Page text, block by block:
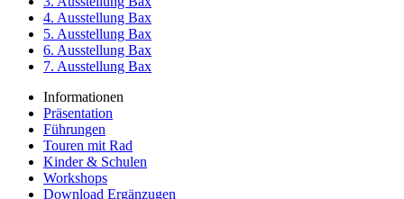
4. Ausstellung Bax
5. Ausstellung Bax
6. Ausstellung Bax
7. Ausstellung Bax
Informationen
Präsentation
Führungen
Touren mit Rad
Kinder & Schulen
Workshops
Download Ergänzugen